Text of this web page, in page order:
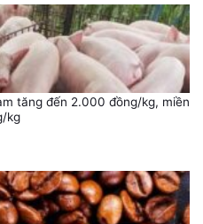
tăng đến 2.000 đồng/kg, miền
kg